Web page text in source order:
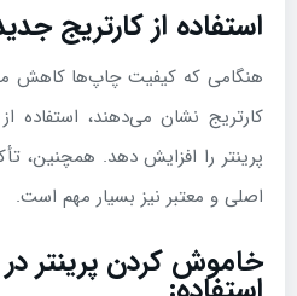
استفاده از کارتریج
هنگامی که کیفیت چاپ‌ها کاهش
کارتریج نشان می‌دهند، استفاده
پرینتر را افزایش دهد. همچنین،
اصلی و معتبر نیز بسیار مهم است.
خاموش کردن پرینتر